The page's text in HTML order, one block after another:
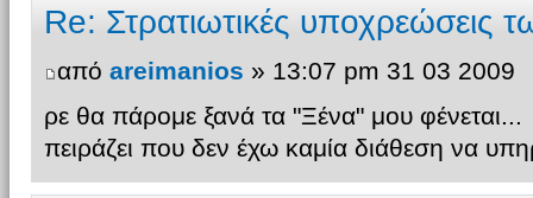
Re: Στρατιωτικές
από areimanios » 13:07 pm 31 03 2009
ρε θα πάρομε ξανά τα "Ξένα" μου φένεται...
πειράζει που δεν έχω καμία διάθεση να